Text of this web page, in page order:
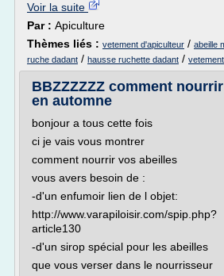
Voir la suite
Par : Apiculture
Thèmes liés : vetement d'apiculteur / abeille
ruche dadant / hausse ruchette dadant /
BBZZZZZZ comment
en automne
bonjour a tous cette fois
ci je vais vous montrer
comment nourrir vos abeilles
vous avers besoin de :
-d'un enfumoir lien de l objet:
http://www.varapiloisir.com/spip.php?
article130
-d'un sirop spécial pour les abeilles
que vous verser dans le nourrisseur